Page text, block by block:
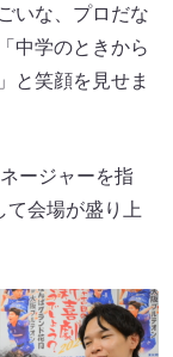
いな、プロだな
中学のときから
と笑顔を見せま
ージャーを指
て会場が盛り上